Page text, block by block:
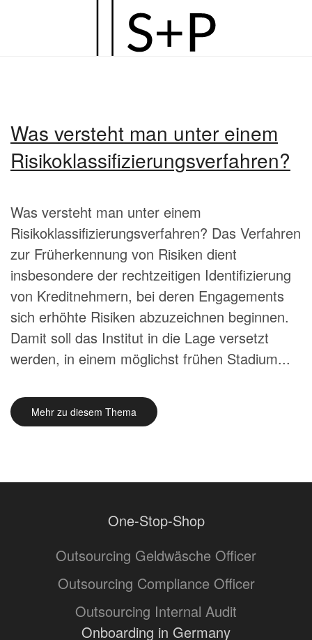
Hauptinhalt
Was versteht man unter einem
Risikoklassifizierungsverfahren?
Was versteht man unter einem
Risikoklassifizierungsverfahren? Das Verfahren
zur Früherkennung von Risiken dient
insbesondere der rechtzeitigen Identifizierung
von Kreditnehmern, bei deren Engagements
sich erhöhte Risiken abzuzeichnen beginnen.
Damit soll das Institut in die Lage versetzt
werden, in einem möglichst frühen Stadium...
Mehr zu diesem Thema
One-Stop-Shop
Outsourcing Geldwäsche Officer
Outsourcing Compliance Officer
Outsourcing Internal Audit
Onboarding in Germany